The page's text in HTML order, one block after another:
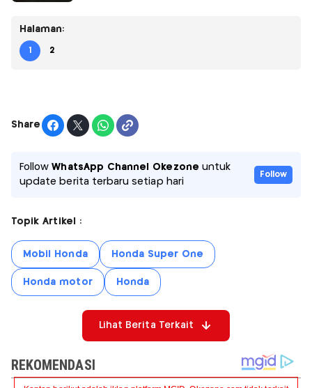
Halaman:
1 2
Share
FollowWhatsApp Channel Okezone untuk
update berita terbaru setiap hari
Follow
Topik Artikel :
Mobil Honda Honda Super One
Honda motor Honda
Lihat Berita Terkait